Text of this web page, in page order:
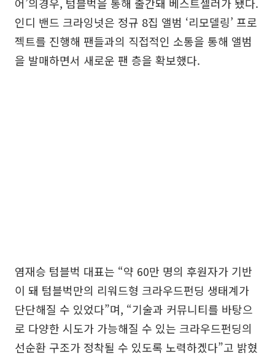
인디 밴드 크라잉넛은 정규 8집 앨범 ‘리모델링’ 프로
젝트를 진행해 팬들과의 직접적인 소통을 통해 앨범
을 발매하면서 새로운 팬 층을 확보했다.
염재승 텀블벅 대표는 “약 60만 명의 후원자가 기반
이 돼 텀블벅만의 리워드형 크라우드펀딩 생태계가
단단해질 수 있었다”며, “기술과 커뮤니티를 바탕으
로 다양한 시도가 가능해질 수 있는 크라우드펀딩의
선순환 구조가 정착될 수 있도록 노력하겠다”고 밝혔